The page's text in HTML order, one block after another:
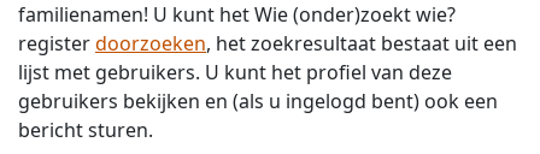
familienamen! U kunt het Wie (onder)zoekt wie?
registerdoorzoeken, het zoekresultaat bestaat uit een
lijst met gebruikers. U kunt het profiel van deze
gebruikers bekijken en (als u ingelogd bent) ook een
bericht sturen.